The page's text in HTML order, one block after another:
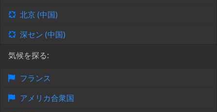
北京 (中国)
深セン (中国)
気候を探る:
フランス
アメリカ合衆国